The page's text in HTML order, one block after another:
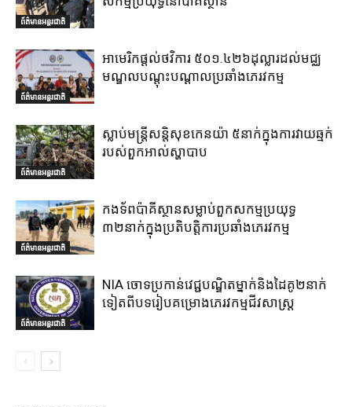
ព័ត៌មានអន្តរជាតិ
ព័ត៌មានអន្តរជាតិ
អាមេរិកផ្តល់ថវិការ ៥០១.៤២៦ដុល្លារដល់មជ្ឈ
មណ្ឌលបណ្តុះបណ្តាលប្រឆាំងភេរវកម្ម
ព័ត៌មានអន្តរជាតិ
ស្លាប់មន្ត្រីសន្តិសុខកេនយ៉ា ៥នាក់ក្នុងការវាយឆ្មក់
របស់ពួកអាល់ស្ហាបាប
ព័ត៌មានអន្តរជាតិ
កងទ័ពប៉ាគីស្ថានសម្លាប់ពួកសកម្មប្រយុទ្ធ
៣២នាក់ក្នុងប្រតិបត្តិការប្រឆាំងភេរវកម្ម
ព័ត៌មានអន្តរជាតិ
NIA ចោទប្រកាន់វេជ្ជបណ្ឌិតម្នាក់និងដៃគូ២នាក់
ទៀតពីបទរៀបគម្រោងភេរវកម្មជីវសាស្ត្រ